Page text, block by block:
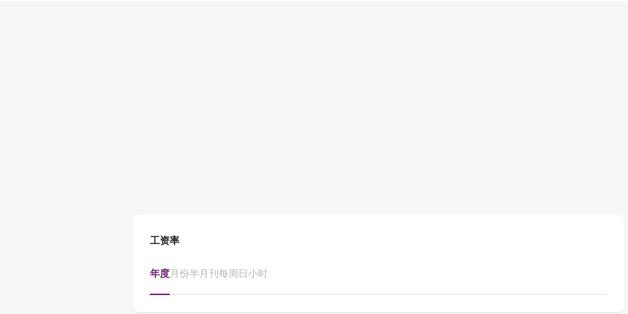
工资率
年度月份半月刊每周日小时